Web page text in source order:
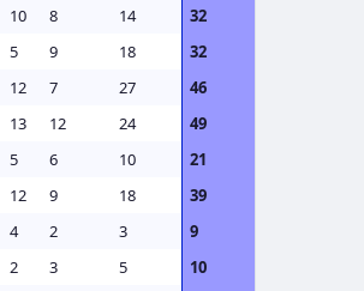
10 8 14
32
5 9 18
32
12 7 27
46
13 12 24
49
5 6 10
21
12 9 18
39
4 2 3
9
2 3 5
10